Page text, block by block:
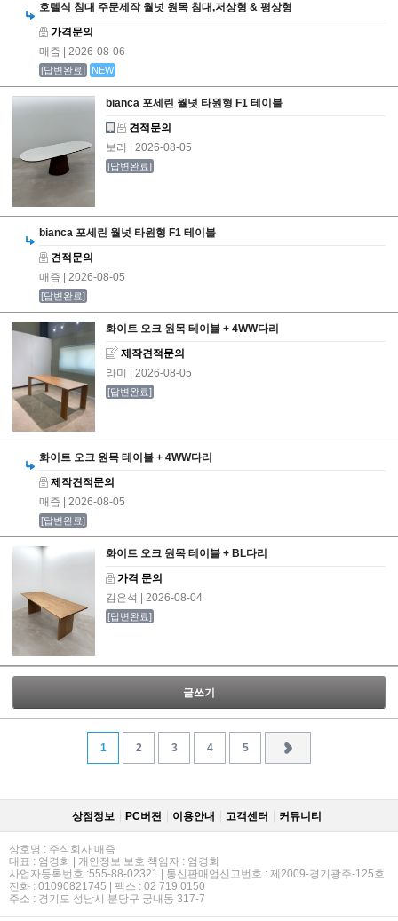
호텔식 침대 주문제작 월넛 원목 침대,저상형 & 평상형
가격문의
매즘
| 2026-08-06
[답변완료] NEW
bianca 포세린 월넛 타원형 F1 테이블
견적문의
보리
| 2026-08-05
[답변완료]
bianca 포세린 월넛 타원형 F1 테이블
견적문의
매즘 | 2026-08-05
[답변완료]
화이트 오크 원목 테이블 + 4WW다리
제작견적문의
라미 | 2026-08-05
[답변완료]
화이트 오크 원목 테이블 + 4WW다리
제작견적문의
매즘 | 2026-08-05
[답변완료]
화이트 오크 원목 테이블 + BL다리
가격 문의
김은석 | 2026-08-04
[답변완료]
글쓰기
1 2 3 4 5
상점정보 PC버젼 이용안내 고객센터 커뮤니티
상호명 : 주식회사 매즘
대표 : 엄경회 | 개인정보 보호 책임자 : 엄경회
사업자등록번호 :555-88-02321 | 통신판매업신고번호 : 제2009-경기광주-125호
전화 : 01090821745 | 팩스 : 02 719 0150
주소 : 경기도 성남시 분당구 궁내동 317-7